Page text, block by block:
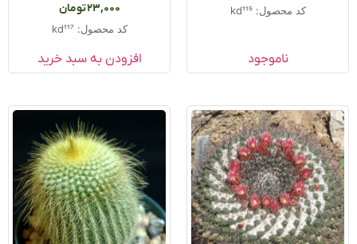
کد محصول: kd115
ناموجود
23,000تومان
کد محصول: kd117
افزودن به سبد خرید